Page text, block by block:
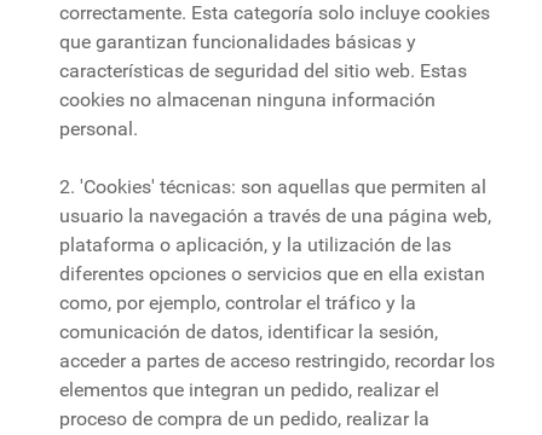
correctamente. Esta categoría solo incluye cookies
que garantizan funcionalidades básicas y
características de seguridad del sitio web. Estas
cookies no almacenan ninguna información
personal.
2. 'Cookies' técnicas: son aquellas que permiten al
usuario la navegación a través de una página web,
plataforma o aplicación, y la utilización de las
diferentes opciones o servicios que en ella existan
como, por ejemplo, controlar el tráfico y la
comunicación de datos, identificar la sesión,
acceder a partes de acceso restringido, recordar los
elementos que integran un pedido, realizar el
proceso de compra de un pedido, realizar la